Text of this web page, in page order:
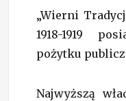
„Wierni
1918-1919
pożytku
Najwyższą